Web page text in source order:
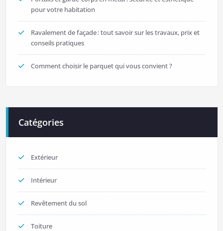
pour votre habitation
Ravalement de façade : tout savoir sur les travaux, prix et
conseils pratiques
Comment choisir le parquet qui vous convient ?
Catégories
Extérieur
Intérieur
Revêtement du sol
Toiture